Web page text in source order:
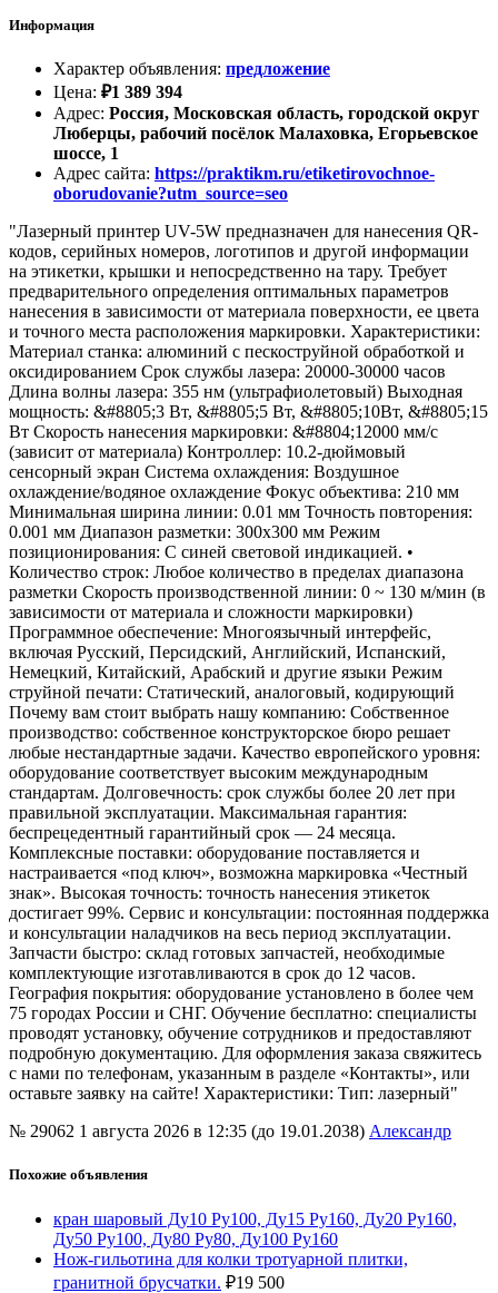
Информация
Характер объявления: предложение
Цена: ₽1 389 394
Адрес: Россия, Московская область, городской округ
Люберцы, рабочий посёлок Малаховка, Егорьевское
шоссе, 1
Адрес сайта: https://praktikm.ru/etiketirovochnoe-
oborudovanie?utm_source=seo
"Лазерный принтер UV-5W предназначен для нанесения QR-
кодов, серийных номеров, логотипов и другой информации
на этикетки, крышки и непосредственно на тару. Требует
предварительного определения оптимальных параметров
нанесения в зависимости от материала поверхности, ее цвета
и точного места расположения маркировки. Характеристики:
Материал станка: алюминий с пескоструйной обработкой и
оксидированием Срок службы лазера: 20000-30000 часов
Длина волны лазера: 355 нм (ультрафиолетовый) Выходная
мощность: &#8805;3 Вт, &#8805;5 Вт, &#8805;10Вт, &#8805;15
Вт Скорость нанесения маркировки: &#8804;12000 мм/с
(зависит от материала) Контроллер: 10.2-дюймовый
сенсорный экран Система охлаждения: Воздушное
охлаждение/водяное охлаждение Фокус объектива: 210 мм
Минимальная ширина линии: 0.01 мм Точность повторения:
0.001 мм Диапазон разметки: 300x300 мм Режим
позиционирования: С синей световой индикацией. •
Количество строк: Любое количество в пределах диапазона
разметки Скорость производственной линии: 0 ~ 130 м/мин (в
зависимости от материала и сложности маркировки)
Программное обеспечение: Многоязычный интерфейс,
включая Русский, Персидский, Английский, Испанский,
Немецкий, Китайский, Арабский и другие языки Режим
струйной печати: Статический, аналоговый, кодирующий
Почему вам стоит выбрать нашу компанию: Собственное
производство: собственное конструкторское бюро решает
любые нестандартные задачи. Качество европейского уровня:
оборудование соответствует высоким международным
стандартам. Долговечность: срок службы более 20 лет при
правильной эксплуатации. Максимальная гарантия:
беспрецедентный гарантийный срок — 24 месяца.
Комплексные поставки: оборудование поставляется и
настраивается «под ключ», возможна маркировка «Честный
знак». Высокая точность: точность нанесения этикеток
достигает 99%. Сервис и консультации: постоянная поддержка
и консультации наладчиков на весь период эксплуатации.
Запчасти быстро: склад готовых запчастей, необходимые
комплектующие изготавливаются в срок до 12 часов.
География покрытия: оборудование установлено в более чем
75 городах России и СНГ. Обучение бесплатно: специалисты
проводят установку, обучение сотрудников и предоставляют
подробную документацию. Для оформления заказа свяжитесь
с нами по телефонам, указанным в разделе «Контакты», или
оставьте заявку на сайте! Характеристики: Тип: лазерный"
№ 29062 1 августа 2026 в 12:35 (до 19.01.2038) Александр
Похожие объявления
кран шаровый Ду10 Ру100, Ду15 Ру160, Ду20 Ру160,
Ду50 Ру100, Ду80 Ру80, Ду100 Ру160
Нож-гильотина для колки тротуарной плитки,
гранитной брусчатки. ₽19 500